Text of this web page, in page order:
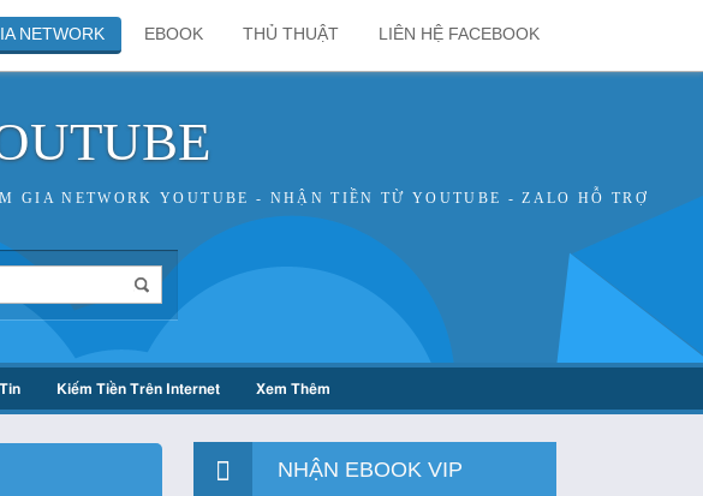
LIÊN HỆ FACEBOOK
THỦ THUẬT
EBOOK
NETWORK
NETWORK YOUTUBE - NHẬN TIỀN TỪ YOUTUBE - ZALO HỖ TRỢ
Kiếm Tiền Trên Internet Xem Thêm
NHẬN EBOOK VIP